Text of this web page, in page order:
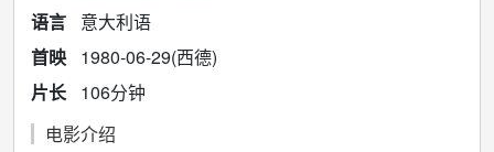
语言
意大利语
首映
1980-06-29(西德)
片长
106分钟
电影介绍